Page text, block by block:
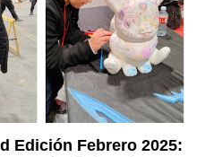
Edición Febrero 2025: